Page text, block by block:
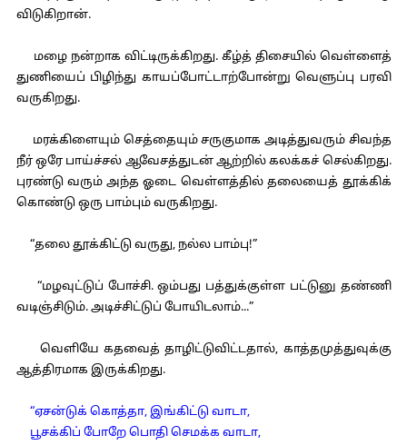
விடுகிறான்.
மழை நன்றாக விட்டிருக்கிறது. கீழ்த் திசையில் வெள்ளைத்
துணியைப் பிழிந்து காயப்போட்டாற்போன்று வெளுப்பு பரவி
வருகிறது.
மரக்கிளையும் செத்தையும் சருகுமாக அடித்துவரும் சிவந்த
நீர் ஒரே பாய்ச்சல் ஆவேசத்துடன் ஆற்றில் கலக்கச் செல்கிறது.
புரண்டு வரும் அந்த ஓடை வெள்ளத்தில் தலையைத் தூக்கிக்
கொண்டு ஒரு பாம்பும் வருகிறது.
“தலை தூக்கிட்டு வருது, நல்ல பாம்பு!”
“மழவுட்டுப் போச்சி. ஒம்பது பத்துக்குள்ள பட்டுனு தண்ணி
வடிஞ்சிடும். அடிச்சிட்டுப் போயிடலாம்...”
வெளியே கதவைத் தாழிட்டுவிட்டதால், காத்தமுத்துவுக்கு
ஆத்திரமாக இருக்கிறது.
“ஏசன்டுக் கொத்தா, இங்கிட்டு வாடா,
பூசக்கிப் போறே பொதி செமக்க வாடா,